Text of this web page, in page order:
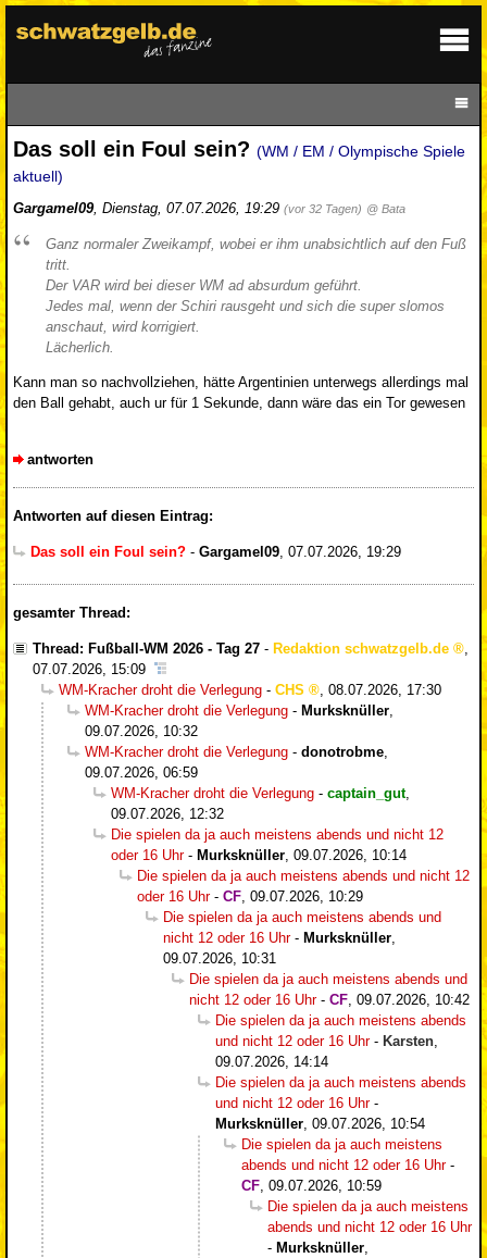
Das soll ein Foul sein? (WM / EM / Olympische Spiele
aktuell)
Gargamel09, Dienstag, 07.07.2026, 19:29 (vor 32 Tagen) @ Bata
Ganz normaler Zweikampf, wobei er ihm unabsichtlich auf den Fuß
tritt.
Der VAR wird bei dieser WM ad absurdum geführt.
Jedes mal, wenn der Schiri rausgeht und sich die super slomos
anschaut, wird korrigiert.
Lächerlich.
Kann man so nachvollziehen, hätte Argentinien unterwegs allerdings mal
den Ball gehabt, auch ur für 1 Sekunde, dann wäre das ein Tor gewesen
antworten
Antworten auf diesen Eintrag:
Das soll ein Foul sein? - Gargamel09, 07.07.2026, 19:29
gesamter Thread:
Thread: Fußball-WM 2026 - Tag 27 - Redaktion schwatzgelb.de
07.07.2026, 15:09
WM-Kracher droht die Verlegung - CHS
08.07.2026, 17:30
WM-Kracher droht die Verlegung - Murksknüller
09.07.2026, 10:32
WM-Kracher droht die Verlegung - donotrobme
09.07.2026, 06:59
WM-Kracher droht die Verlegung - captain_gut,
09.07.2026, 12:32
Die spielen da ja auch meistens abends und nicht 12
oder 16 Uhr- Murksknüller 09.07.2026, 10:14
Die spielen da ja auch meistens abends und nicht 12
oder 16 Uhr- CF 09.07.2026, 10:29
Die spielen da ja auch meistens abends und
nicht 12 oder 16 Uhr- Murksknüller
09.07.2026, 10:31
Die spielen da ja auch meistens abends und
nicht 12 oder 16 Uhr- CF 09.07.2026, 10:42
Die spielen da ja auch meistens abends
und nicht 12 oder 16 Uhr- Karsten
09.07.2026, 14:14
Die spielen da ja auch meistens abends
und nicht 12 oder 16 Uhr-
Murksknüller 09.07.2026, 10:54
Die spielen da ja auch meistens
abends und nicht 12 oder 16 Uhr-
CF 09.07.2026, 10:59
Die spielen da ja auch meistens
abends und nicht 12 oder 16 Uhr
- Murksknüller